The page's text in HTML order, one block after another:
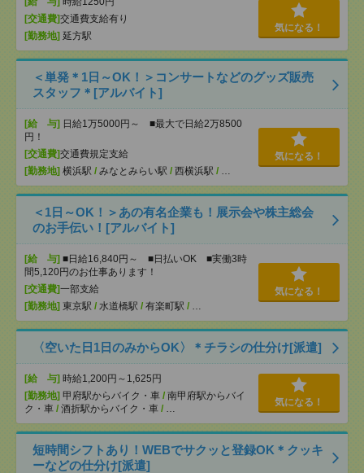
[交通費]交通費支給有り
[勤務地] 延方駅
気になる！
＜単発＊1日～OK！＞コンサートなどのグッズ販売
スタッフ＊[アルバイト]
[給 与] 日給1万5000円～ ■最大で日給2万8500
円！
[交通費]交通費規定支給
[勤務地] 横浜駅 / みなとみらい駅 / 西横浜駅 / …
気になる！
＜1日～OK！＞あの有名企業も！展示会や株主総会
のお手伝い！[アルバイト]
[給 与] ■日給16,840円～ ■日払いOK ■実働3時
間5,120円のお仕事あります！
[交通費]一部支給
[勤務地] 東京駅 / 水道橋駅 / 有楽町駅 / …
気になる！
〈空いた日1日のみからOK〉＊チラシの仕分け[派遣]
[給 与] 時給1,200円～1,625円
[勤務地] 甲府駅からバイク・車 / 南甲府駅からバイ
ク・車 / 酒折駅からバイク・車 / …
気になる！
短時間シフトあり！WEBでサクッと登録OK＊クッキ
ーなどの仕分け[派遣]